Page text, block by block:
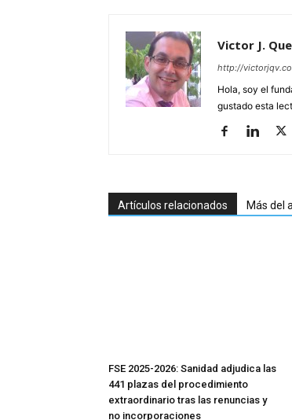
Victor J.
http://
Hola, soy el
gustado esta
Artículos relacionados Más del
FSE 2025-2026: Sanidad adjudica las
441 plazas del procedimiento
extraordinario tras las renuncias y
no incorporaciones